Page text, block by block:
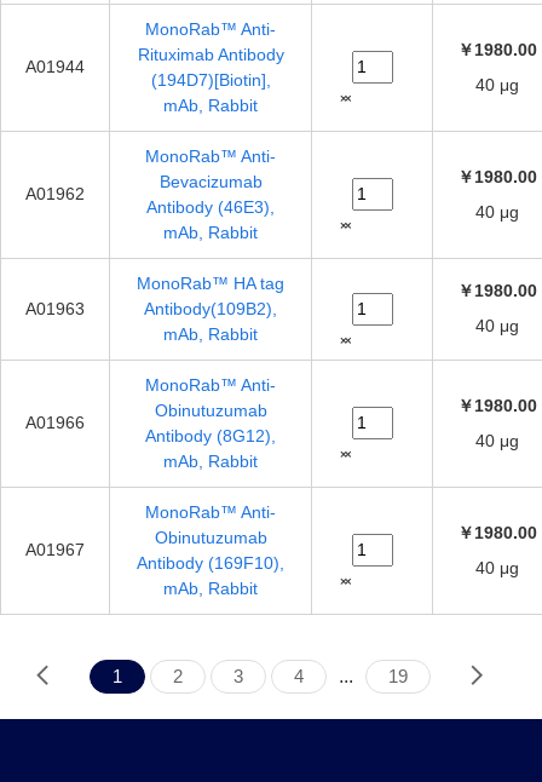
A01944
MonoRab™ Anti-
Rituximab Antibody
(194D7)[Biotin],
mAb, Rabbit
￥1980.00
40 μg
A01962
MonoRab™ Anti-
Bevacizumab
Antibody (46E3),
mAb, Rabbit
￥1980.00
40 μg
A01963
MonoRab™ HA tag
Antibody(109B2),
mAb, Rabbit
￥1980.00
40 μg
A01966
MonoRab™ Anti-
Obinutuzumab
Antibody (8G12),
mAb, Rabbit
￥1980.00
40 μg
A01967
MonoRab™ Anti-
Obinutuzumab
Antibody (169F10),
mAb, Rabbit
￥1980.00
40 μg
1 2 3 4 ... 19